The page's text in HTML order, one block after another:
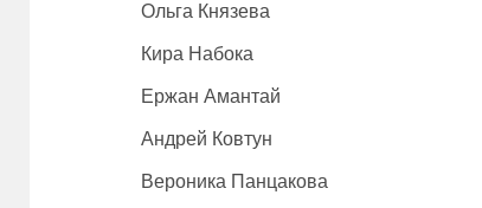
Ольга Князева
Кира Набока
Ержан Амантай
Андрей Ковтун
Вероника Панцакова